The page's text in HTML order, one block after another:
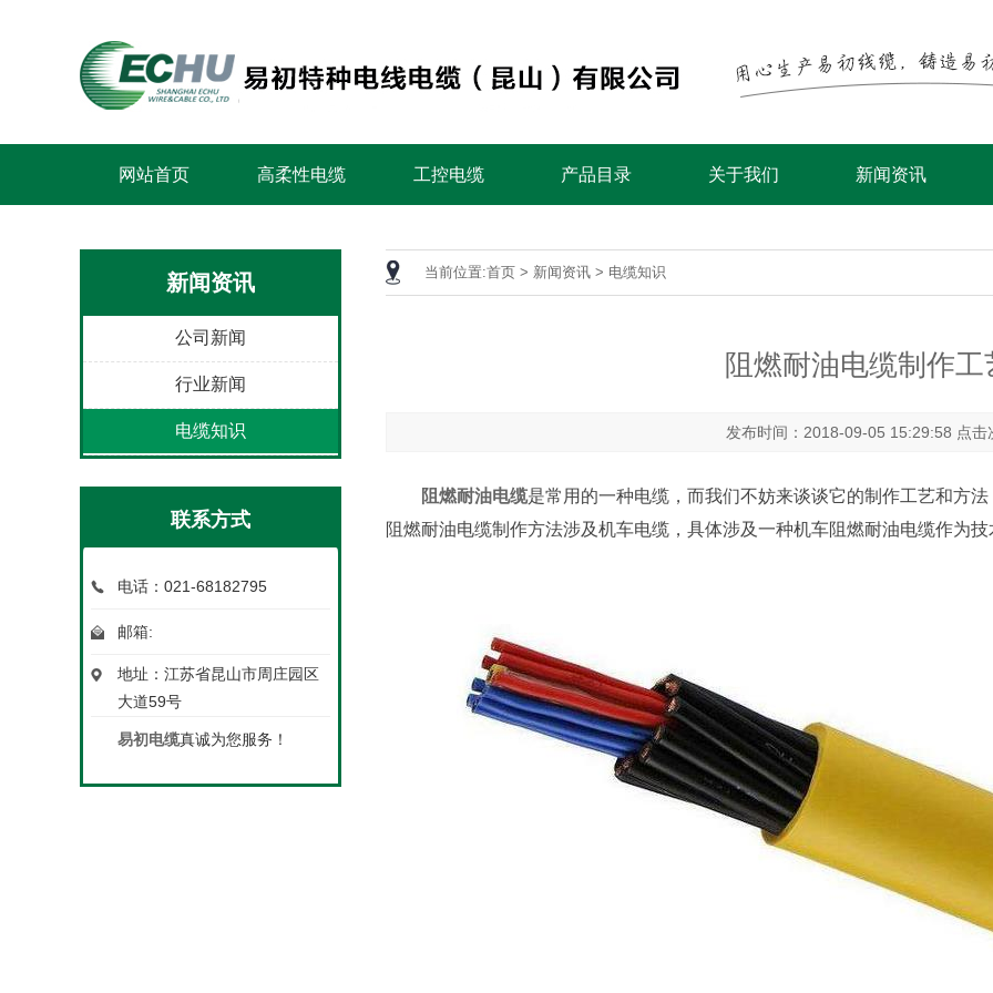
网站首页 高柔性电缆 工控电缆 产品目录 关于我们 新闻资讯
新闻资讯
公司新闻
行业新闻
电缆知识
联系方式
电话：021-68182795
邮箱:
地址：江苏省昆山市周庄园区
大道59号
易初电缆真诚为您服务！
当前位置:首页 > 新闻资讯 > 电缆知识
阻燃耐油电缆制作工
发布时间：2018-09-05 15:29:58 点击
阻燃耐油电缆是常用的一种电缆，而我们不妨来谈谈它的制作工艺和方
阻燃耐油电缆制作方法涉及机车电缆，具体涉及一种机车阻燃耐油电缆作为